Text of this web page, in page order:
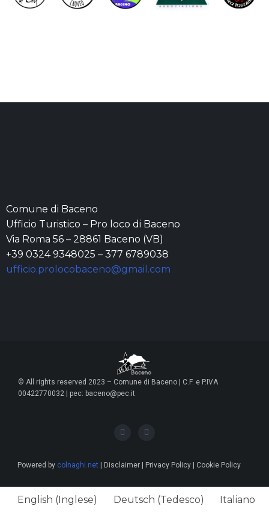
Comune di Baceno
Ufficio Turistico – Pro loco di Baceno
Via Roma 56 – 28861 Baceno (VB)
+39 0324 9348025 – 377 6789038
ufficio.prolocobaceno@gmail.com
© All rights reserved 2023 – Comune di Baceno | C.F. e P.IVA
00422770032 | pec: baceno@pec.it
Powered by colnaghi.net | Disclaimer | Privacy Policy | Cookie Policy
English (Inglese) Deutsch (Tedesco) Italiano